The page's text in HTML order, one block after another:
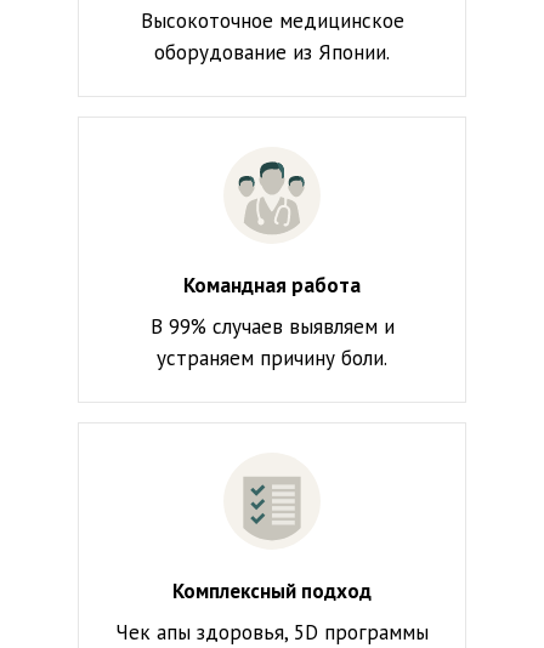
Командная работа
В 99% случаев выявляем и
устраняем причину боли.
Комплексный подход
Чек апы здоровья, 5D программы
Высокоточное медицинское
оборудование из Японии.